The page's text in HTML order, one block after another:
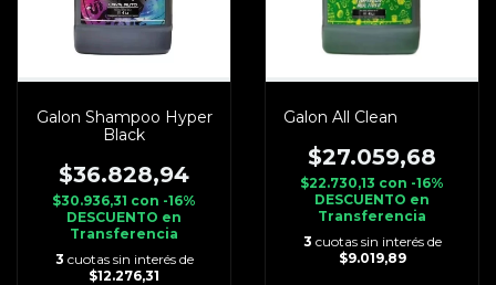
Galon Shampoo Hyper
Black
$36.828,94
$30.936,31 con -16%
DESCUENTO en
Transferencia
3 cuotas sin interés de
$12.276,31
Galon All Clean
$27.059,68
$22.730,13 con -16%
DESCUENTO en
Transferencia
3 cuotas sin interés de
$9.019,89